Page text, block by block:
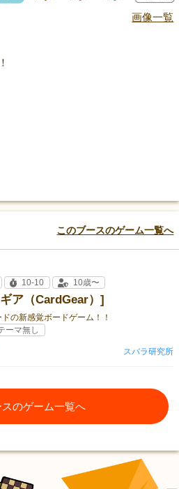
画像一覧
このブースのゲーム一覧へ
ア（CardGear）]
の新感覚ボードゲーム！！
10-10 10歳〜
ーマ無し
スバラ研究所
スのゲーム一覧へ